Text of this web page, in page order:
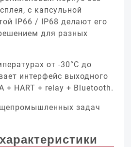
с капсульной
IP66 / IP68 делают его
для разных
от -30°С до
интерфейс выходного
+ HART + relay + Bluetooth.
задач